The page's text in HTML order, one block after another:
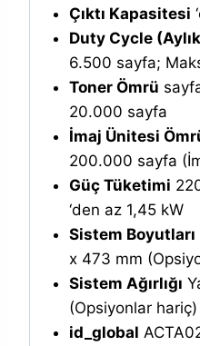
Çıktı Kapasitesi
Duty Cycle
6.500 sayfa;
Toner Ömrü
20.000 sayfa
İmaj Ünitesi
200.000 sayfa
Güç Tüketimi
‘den az 1,45 kW
Sistem Boyutları
x 473 mm
Sistem Ağırlığı
(Opsiyonlar hariç)
id_global